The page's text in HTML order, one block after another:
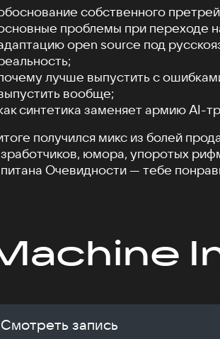
собственного
проблемы при переходе
open source под
лучше выпустить с
вообще;
синтетика заменяет армию AI-
получился микс из болей
юмора, упоротых
Очевидности — тебе
Смотреть запись